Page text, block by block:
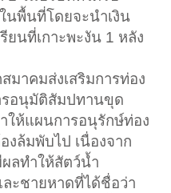
นพื้นที่โดยจะนำเงิน
ยนที่เกาะพะงัน 1 หลัง
าคมส่งเสริมการท่อง
รอนุมัติสัมปทานขุด
ให้แผนการอนุรักษ์ท่อง
งล้มพับไป เนื่องจาก
ลทำให้สัตว์น้ำ
ละชายหาดที่ได้ชื่อว่า